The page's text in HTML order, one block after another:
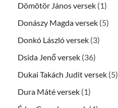
Dömötör János versek (1)
Donászy Magda versek (5)
Donkó László versek (3)
Dsida Jenő versek (36)
Dukai Takách Judit versek (5)
Dura Máté versek (1)